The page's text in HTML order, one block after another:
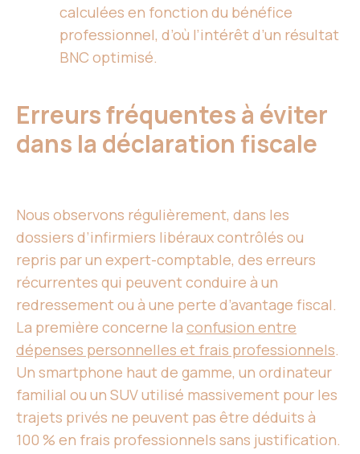
calculées en fonction du bénéfice
professionnel, d’où l’intérêt d’un résultat
BNC optimisé.
Erreurs fréquentes à éviter
dans la déclaration fiscale
Nous observons régulièrement, dans les
dossiers d’infirmiers libéraux contrôlés ou
repris par un expert-comptable, des erreurs
récurrentes qui peuvent conduire à un
redressement ou à une perte d’avantage fiscal.
La première concerne la confusion entre
dépenses personnelles et frais professionnels.
Un smartphone haut de gamme, un ordinateur
familial ou un SUV utilisé massivement pour les
trajets privés ne peuvent pas être déduits à
100 % en frais professionnels sans justification.